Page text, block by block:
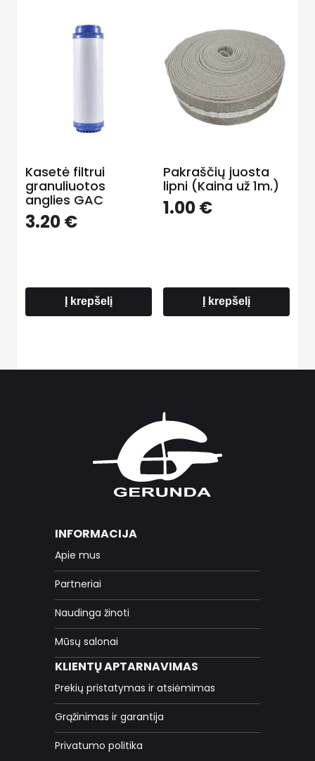
Kasetė filtrui
granuliuotos
anglies GAC
3.20€
Į krepšelį
Pakraščių juosta
lipni (Kaina už 1m.)
1.00€
Į krepšelį
INFORMACIJA
Apie mus
Partneriai
Naudinga žinoti
Mūsų salonai
KLIENTŲ APTARNAVIMAS
Prekių pristatymas ir atsiėmimas
Grąžinimas ir garantija
Privatumo politika